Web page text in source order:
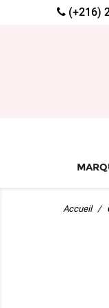
(+216)
Accueil